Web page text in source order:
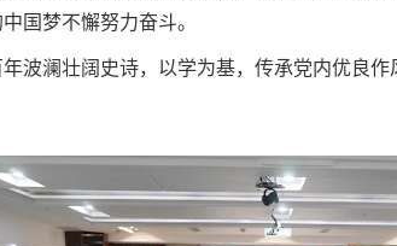
国梦不懈努力奋斗。
澜壮阔史诗，以学为基，传承党内优良作